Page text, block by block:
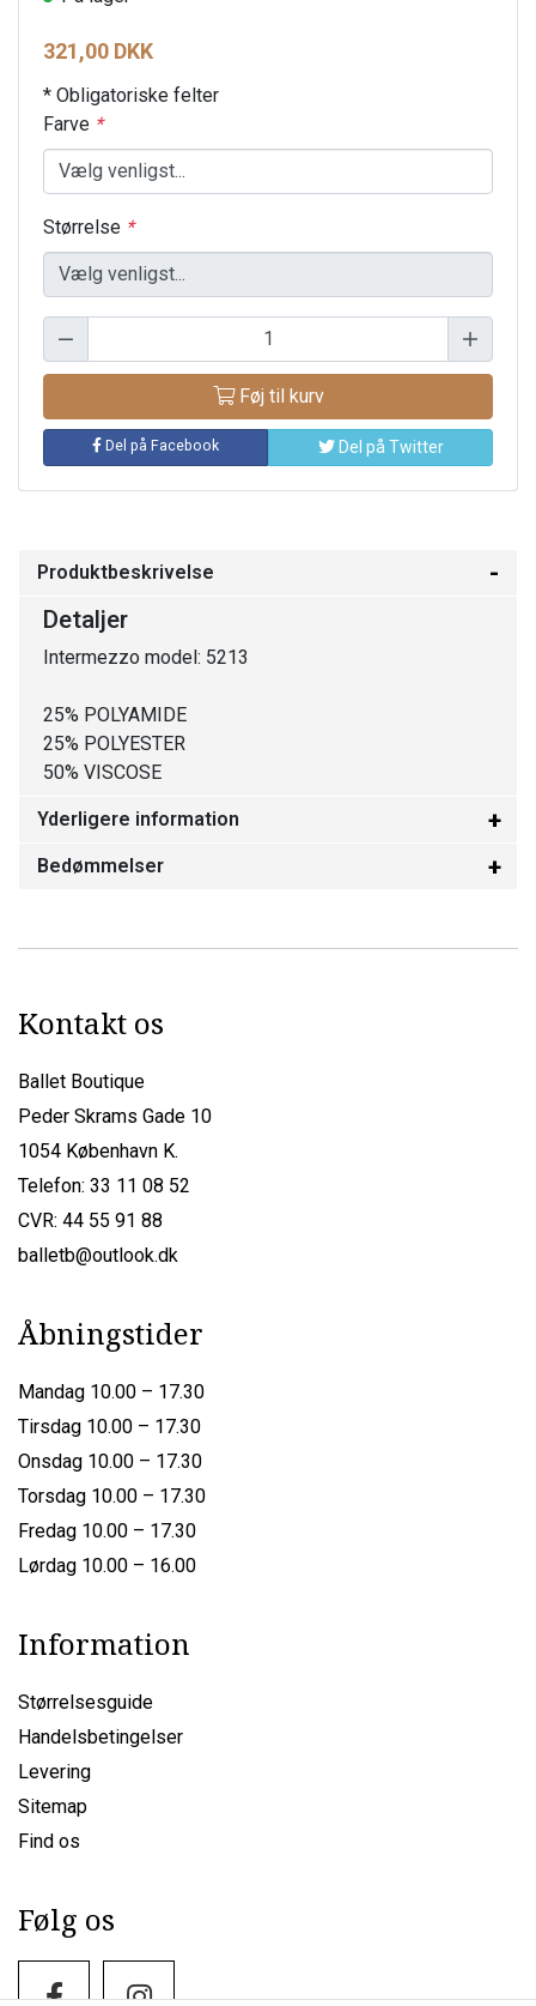
321,00 DKK
* Obligatoriske felter
Farve *
Størrelse *
Føj til kurv
Del på Facebook Del på Twitter
Produktbeskrivelse
Detaljer
Intermezzo model: 5213
25% POLYAMIDE
25% POLYESTER
50% VISCOSE
Yderligere information
Bedømmelser
Kontakt os
Ballet Boutique
Peder Skrams Gade 10
1054 København K.
Telefon: 33 11 08 52
CVR: 44 55 91 88
balletb@outlook.dk
Åbningstider
Mandag 10.00 – 17.30
Tirsdag 10.00 – 17.30
Onsdag 10.00 – 17.30
Torsdag 10.00 – 17.30
Fredag 10.00 – 17.30
Lørdag 10.00 – 16.00
Information
Størrelsesguide
Handelsbetingelser
Levering
Sitemap
Find os
Følg os